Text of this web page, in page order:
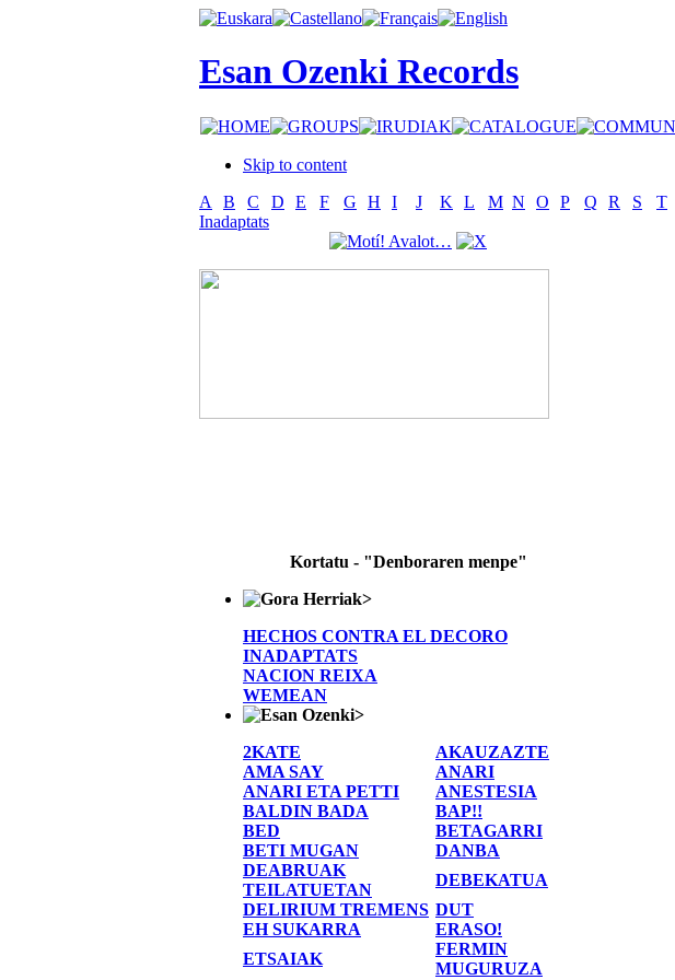
Esan Ozenki Records
Skip to content
A
B C D E F G H I J K L M N O P Q R S T
Inadaptats
Kortatu - "Denboraren menpe"
>
HECHOS CONTRA EL DECORO
INADAPTATS
NACION REIXA
WEMEAN
>
2KATE
AKAUZAZTE
AMA SAY
ANARI
ANARI ETA PETTI
ANESTESIA
BALDIN BADA
BAP!!
BED
BETAGARRI
BETI MUGAN
DANBA
DEABRUAK
TEILATUETAN
DEBEKATUA
DELIRIUM TREMENS DUT
EH SUKARRA
ERASO!
ETSAIAK
FERMIN
MUGURUZA